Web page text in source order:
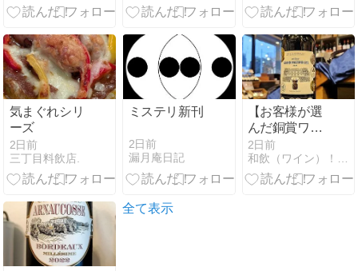
荷！！
の新作デニッ
気まぐれシリ
ーズ
2日前
三丁目料飲店.
ミステリ新刊
2日前
漏月庵日記
【お客様が選
んだ銅賞ワイ
ン！８月】
2日前
全て表示